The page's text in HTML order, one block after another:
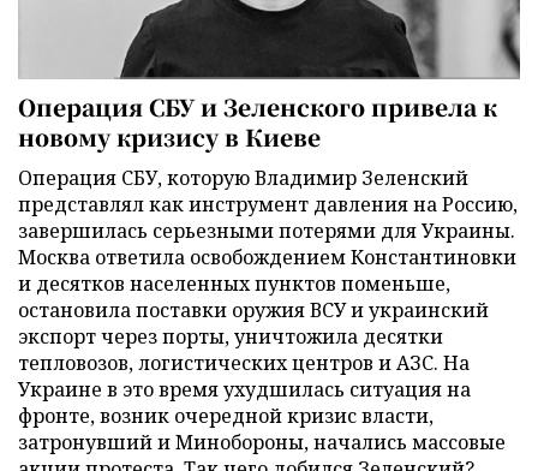
Операция СБУ и Зеленского привела к
новому кризису в Киеве
Операция СБУ, которую Владимир Зеленский
представлял как инструмент давления на Россию,
завершилась серьезными потерями для Украины.
Москва ответила освобождением Константиновки
и десятков населенных пунктов поменьше,
остановила поставки оружия ВСУ и украинский
экспорт через порты, уничтожила десятки
тепловозов, логистических центров и АЗС. На
Украине в это время ухудшилась ситуация на
фронте, возник очередной кризис власти,
затронувший и Минобороны, начались массовые